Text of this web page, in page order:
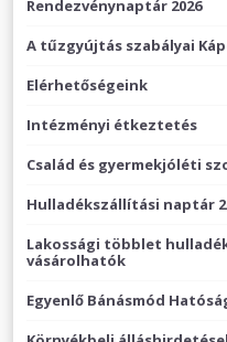
Rendezvénynaptár 2026
A tűzgyújtás szabályai
Elérhetőségeink
Intézményi étkeztetés
Család és gyermekjóléti
Hulladékszállítási naptár
Lakossági többlet
vásárolhatók
Egyenlő Bánásmód